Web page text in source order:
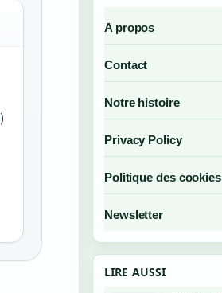
)
A propos
Contact
Notre histoire
Privacy Policy
Politique des cookies
Newsletter
LIRE AUSSI